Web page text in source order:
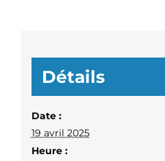
Détails
Date :
19 avril 2025
Heure :